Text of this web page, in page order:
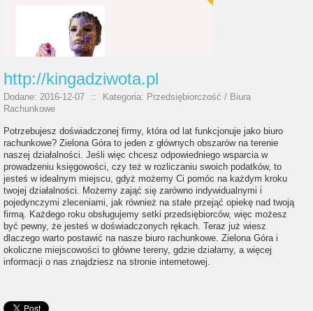
http://kingadziwota.pl
Dodane: 2016-12-07 ::
Kategoria: Przedsiębiorczość / Biura
Rachunkowe
Potrzebujesz doświadczonej firmy, która od lat funkcjonuje jako biuro
rachunkowe? Zielona Góra to jeden z głównych obszarów na terenie
naszej działalności. Jeśli więc chcesz odpowiedniego wsparcia w
prowadzeniu księgowości, czy też w rozliczaniu swoich podatków, to
jesteś w idealnym miejscu, gdyż możemy Ci pomóc na każdym kroku
twojej działalności. Możemy zająć się zarówno indywidualnymi i
pojedynczymi zleceniami, jak również na stałe przejąć opiekę nad twoją
firmą. Każdego roku obsługujemy setki przedsiębiorców, więc możesz
być pewny, że jesteś w doświadczonych rękach. Teraz już wiesz
dlaczego warto postawić na nasze biuro rachunkowe. Zielona Góra i
okoliczne miejscowości to główne tereny, gdzie działamy, a więcej
informacji o nas znajdziesz na stronie internetowej.